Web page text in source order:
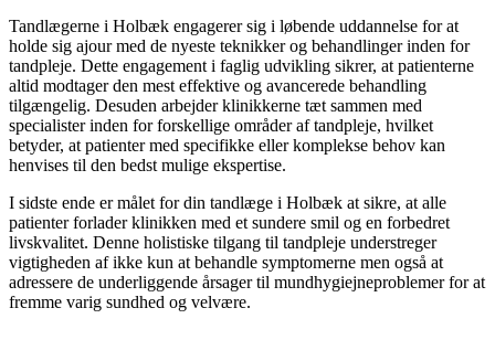
Tandlægerne i Holbæk engagerer sig i løbende uddannelse for at
holde sig ajour med de nyeste teknikker og behandlinger inden for
tandpleje. Dette engagement i faglig udvikling sikrer, at patienterne
altid modtager den mest effektive og avancerede behandling
tilgængelig. Desuden arbejder klinikkerne tæt sammen med
specialister inden for forskellige områder af tandpleje, hvilket
betyder, at patienter med specifikke eller komplekse behov kan
henvises til den bedst mulige ekspertise.
I sidste ende er målet for din tandlæge i Holbæk at sikre, at alle
patienter forlader klinikken med et sundere smil og en forbedret
livskvalitet. Denne holistiske tilgang til tandpleje understreger
vigtigheden af ikke kun at behandle symptomerne men også at
adressere de underliggende årsager til mundhygiejneproblemer for at
fremme varig sundhed og velvære.